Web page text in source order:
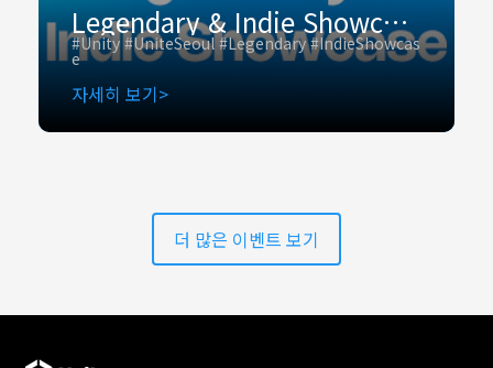
Legendary & Indie Showcase
#Unity #UniteSeoul #Legendary #IndieShowcas
e
자세히 보기
더 많은 이벤트 보기